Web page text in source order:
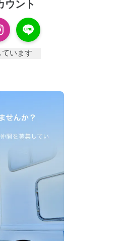
ウント
います